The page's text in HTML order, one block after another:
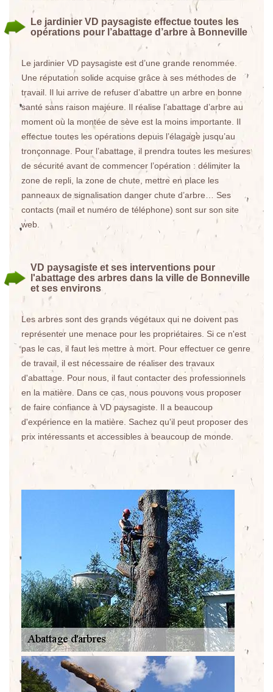
Le jardinier VD paysagiste effectue toutes les
opérations pour l’abattage d’arbre à Bonneville
Le jardinier VD paysagiste est d’une grande renommée.
Une réputation solide acquise grâce à ses méthodes de
travail. Il lui arrive de refuser d’abattre un arbre en bonne
santé sans raison majeure. Il réalise l’abattage d’arbre au
moment où la montée de sève est la moins importante. Il
effectue toutes les opérations depuis l’élagage jusqu’au
tronçonnage. Pour l’abattage, il prendra toutes les mesures
de sécurité avant de commencer l’opération : délimiter la
zone de repli, la zone de chute, mettre en place les
panneaux de signalisation danger chute d’arbre… Ses
contacts (mail et numéro de téléphone) sont sur son site
web.
VD paysagiste et ses interventions pour
l'abattage des arbres dans la ville de Bonneville
et ses environs
Les arbres sont des grands végétaux qui ne doivent pas
représenter une menace pour les propriétaires. Si ce n'est
pas le cas, il faut les mettre à mort. Pour effectuer ce genre
de travail, il est nécessaire de réaliser des travaux
d'abattage. Pour nous, il faut contacter des professionnels
en la matière. Dans ce cas, nous pouvons vous proposer
de faire confiance à VD paysagiste. Il a beaucoup
d'expérience en la matière. Sachez qu'il peut proposer des
prix intéressants et accessibles à beaucoup de monde.